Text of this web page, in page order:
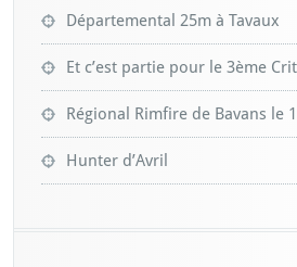
Départemental 25m à Tavaux
Et c’est partie pour le 3ème
Régional Rimfire de Bavans le
Hunter d’Avril